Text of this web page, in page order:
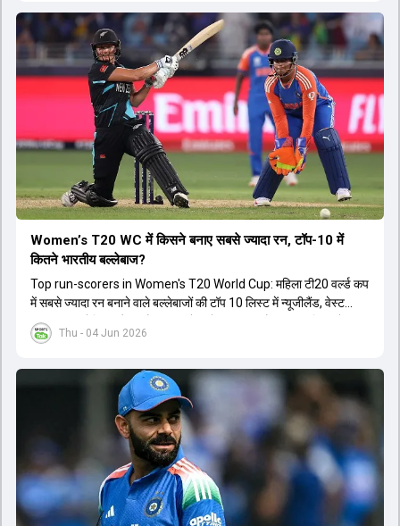
Thu - 04 Jun 2026
Women’s T20 WC में किसने बनाए सबसे ज्यादा रन, टॉप-10 में
कितने भारतीय बल्लेबाज?
Top run-scorers in Women's T20 World Cup: महिला टी20 वर्ल्ड कप
में सबसे ज्यादा रन बनाने वाले बल्लेबाजों की टॉप 10 लिस्ट में न्यूजीलैंड, वेस्ट
इंडीज, ऑस्ट्रेलिया और इंग्लैंड की बल्लेबाजों का दबदबा है. टॉप 10 लिस्ट में तीन
ऑस्ट्रेलियाई खिलाड़ी शामिल हैं. न्यूजीलैंड की दो और वेस्ट इंडीज की दो खिलाड़ी